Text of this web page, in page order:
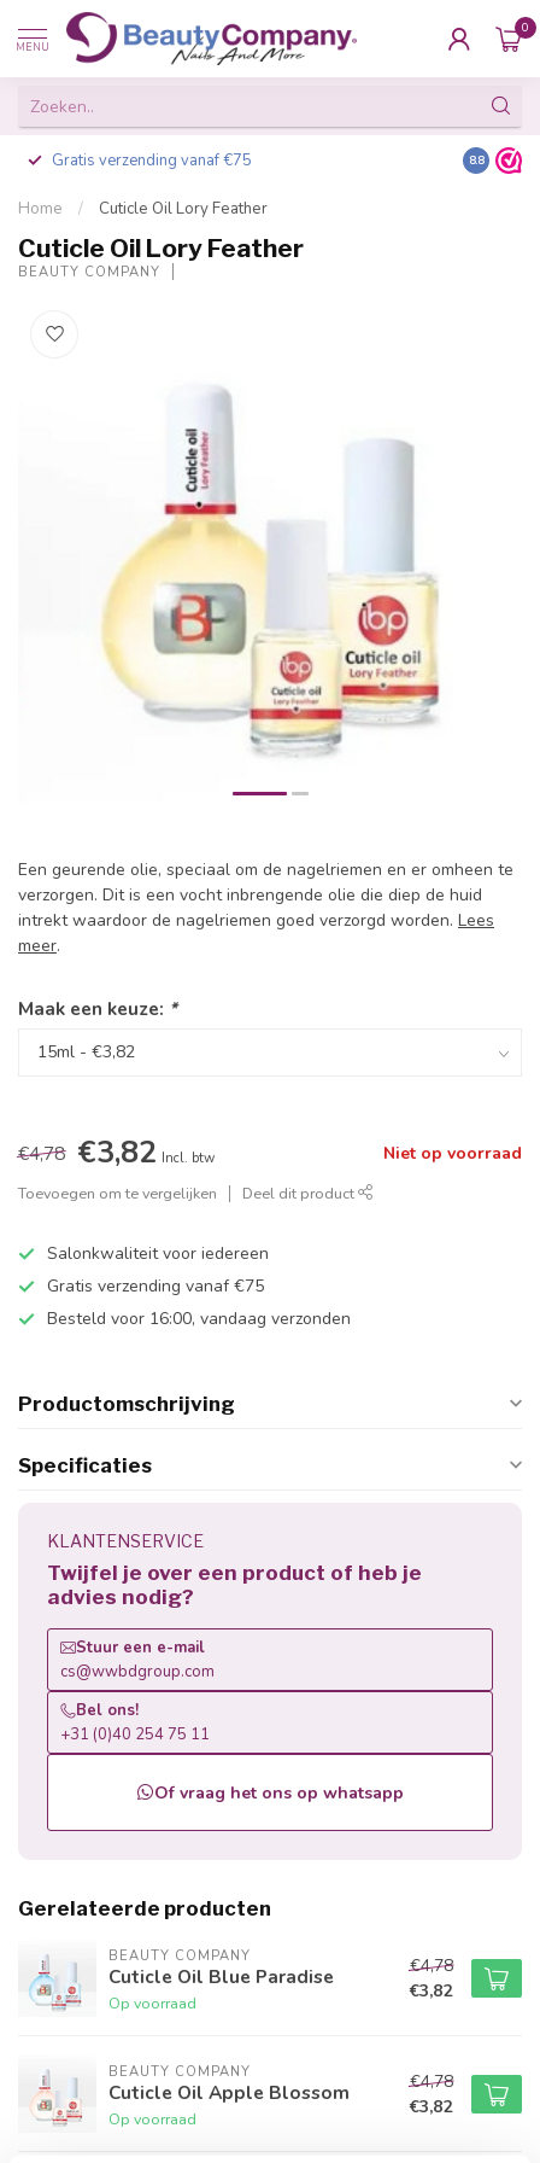
MENU
0
Gratis verzending vanaf €75 Besteld
8.8
Home / Cuticle Oil Lory Feather
Cuticle Oil Lory Feather
BEAUTY COMPANY
Een geurende olie, speciaal om de nagelriemen en er omheen te
verzorgen. Dit is een vocht inbrengende olie die diep de huid
intrekt waardoor de nagelriemen goed verzorgd worden. Lees
meer.
Maak een keuze: *
€4,78 €3,82 Incl. btw Niet op voorraad
Toevoegen om te vergelijken Deel dit product
Salonkwaliteit voor iedereen
Gratis verzending vanaf €75
Besteld voor 16:00, vandaag verzonden
Productomschrijving
Specificaties
KLANTENSERVICE
Twijfel je over een product of heb je
advies nodig?
Stuur een e-mail
cs@wwbdgroup.com
Bel ons!
+31 (0)40 254 75 11
Of vraag het ons op whatsapp
Gerelateerde producten
BEAUTY COMPANY
Cuticle Oil Blue Paradise
Op voorraad
€4,78
€3,82
BEAUTY COMPANY
Cuticle Oil Apple Blossom
Op voorraad
€4,78
€3,82